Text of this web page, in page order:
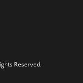
Reserved.